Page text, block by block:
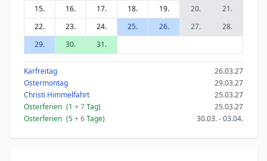
15.
16. 17. 18. 19. 20.
21.
22.
23. 24. 25. 26. 27.
28.
29.
30. 31.
Karfreitag
26.03.27
Ostermontag
29.03.27
Christi Himmelfahrt
25.03.27
Osterferien (1 + 7Tag)
25.03.27
Osterferien (5+ 6Tage) 30.03. - 03.04.